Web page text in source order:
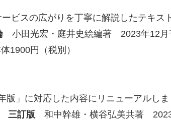
スの広がりを丁寧に解説したテキス
小田光宏・庭井史絵編著 2023年12月
円（税別）
」に対応した内容にリニューアルしま
三訂版 和中幹雄・横谷弘美共著